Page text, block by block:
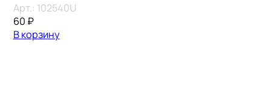
Арт.: 102540U
60 ₽
В корзину